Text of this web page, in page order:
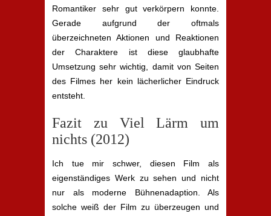
Romantiker sehr gut verkörpern konnte.
Gerade aufgrund der oftmals
überzeichneten Aktionen und Reaktionen
der Charaktere ist diese glaubhafte
Umsetzung sehr wichtig, damit von Seiten
des Filmes her kein lächerlicher Eindruck
entsteht.
Fazit zu Viel Lärm um
nichts (2012)
Ich tue mir schwer, diesen Film als
eigenständiges Werk zu sehen und nicht
nur als moderne Bühnenadaption. Als
solche weiß der Film zu überzeugen und